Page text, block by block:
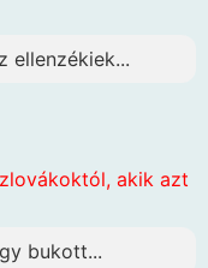
ellenzékiek...
akik azt
bukott...